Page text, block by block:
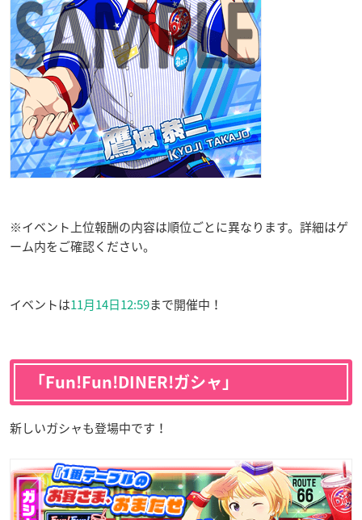
※イベント上位報酬の内容は順位ごとに異なります。詳細はゲ
ーム内をご確認ください。
イベントは11月14日12:59まで開催中！
「Fun!Fun!DINER!ガシャ」
新しいガシャも登場中です！